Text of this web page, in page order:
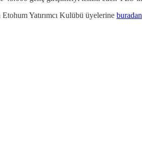
Etohum Yatırımcı Kulübü üyelerine buradan